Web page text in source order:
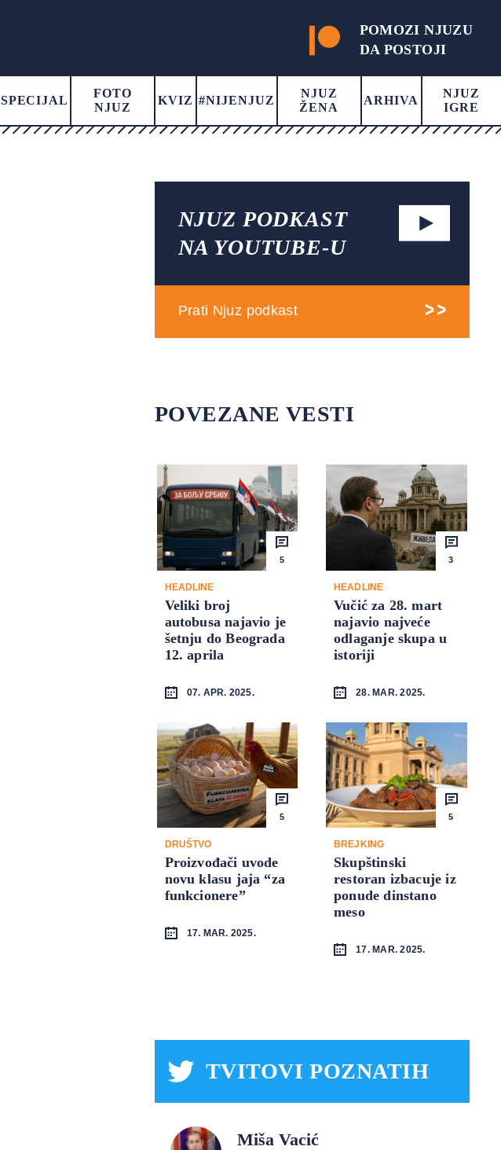
POMOZI NJUZU
DA POSTOJI
SPECIJAL
FOTO
NJUZ
KVIZ #NIJENJUZ
NJUZ
ŽENA
ARHIVA
NJUZ
IGRE
NJUZ PODKAST
NA YOUTUBE-U
Prati Njuz podkast
POVEZANE VESTI
5
HEADLINE
Veliki broj
autobusa najavio je
šetnju do Beograda
12. aprila
07. APR. 2025.
3
HEADLINE
Vučić za 28. mart
najavio najveće
odlaganje skupa u
istoriji
28. MAR. 2025.
5
DRUŠTVO
Proizvođači uvode
novu klasu jaja “za
funkcionere”
17. MAR. 2025.
5
BREJKING
Skupštinski
restoran izbacuje iz
ponude dinstano
meso
17. MAR. 2025.
TVITOVI POZNATIH
Miša Vacić